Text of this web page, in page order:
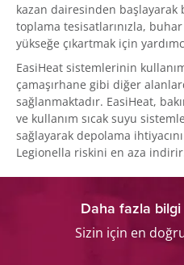
kazan dairesinden başlayarak
toplama tesisatlarınızla,
yükseğe çıkartmak için
EasiHeat sistemlerinin
çamaşırhane gibi diğer
sağlanmaktadır. EasiHeat,
ve kullanım sıcak suyu
sağlayarak depolama
Legionella riskini en aza
Daha fazla
Sizin için en